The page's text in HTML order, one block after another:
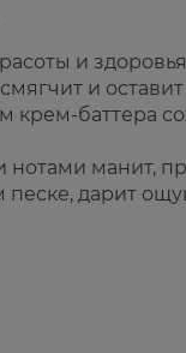
и
и
баттера
нотами манит,
дарит